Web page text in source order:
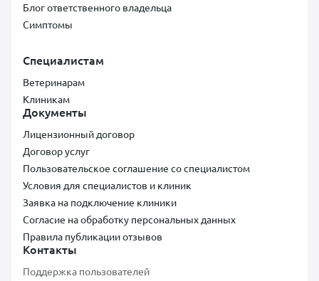
Блог ответственного владельца
Симптомы
Специалистам
Ветеринарам
Клиникам
Документы
Лицензионный договор
Договор услуг
Пользовательское соглашение со специалистом
Условия для специалистов и клиник
Заявка на подключение клиники
Согласие на обработку персональных данных
Правила публикации отзывов
Контакты
Поддержка пользователей